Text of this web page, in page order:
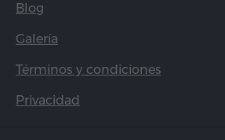
Blog
Galería
Términos y condiciones
Privacidad